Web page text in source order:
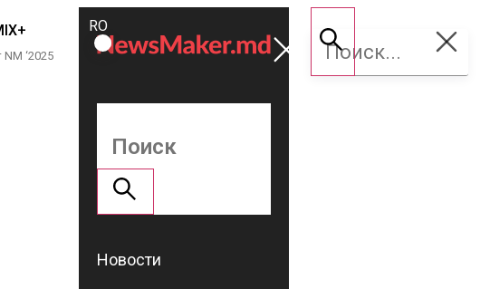
NM ‘2025
ROMÂNĂ
RU
Поддержать
NM
Новости